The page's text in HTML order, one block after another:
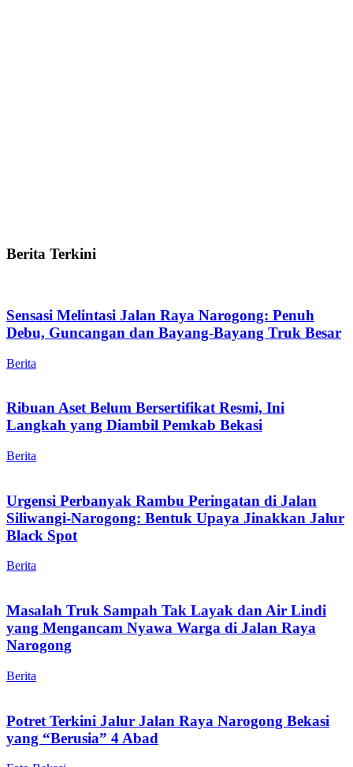
Berita Terkini
Sensasi Melintasi Jalan Raya Narogong: Penuh
Debu, Guncangan dan Bayang-Bayang Truk Besar
Berita
Ribuan Aset Belum Bersertifikat Resmi, Ini
Langkah yang Diambil Pemkab Bekasi
Berita
Urgensi Perbanyak Rambu Peringatan di Jalan
Siliwangi-Narogong: Bentuk Upaya Jinakkan Jalur
Black Spot
Berita
Masalah Truk Sampah Tak Layak dan Air Lindi
yang Mengancam Nyawa Warga di Jalan Raya
Narogong
Berita
Potret Terkini Jalur Jalan Raya Narogong Bekasi
yang “Berusia” 4 Abad